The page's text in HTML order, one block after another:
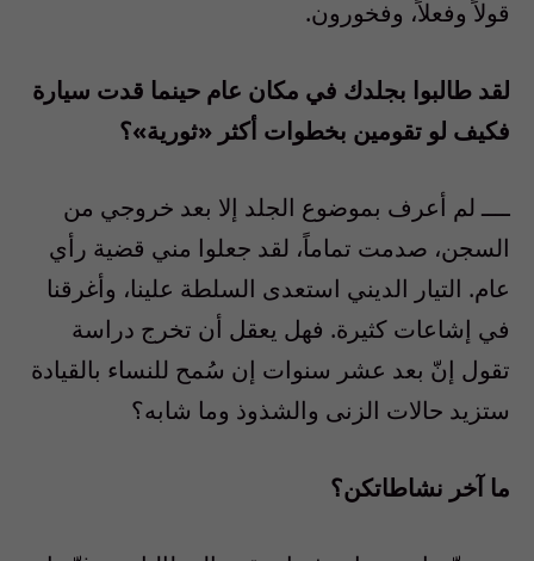
قولاً وفعلاً، وفخورون.
لقد طالبوا بجلدك في مكان عام حينما قدت سيارة
فكيف لو تقومين بخطوات أكثر «ثورية»؟
ــــ لم أعرف بموضوع الجلد إلا بعد خروجي من
السجن، صدمت تماماً، لقد جعلوا مني قضية رأي
عام. التيار الديني استعدى السلطة علينا، وأغرقنا
في إشاعات كثيرة. فهل يعقل أن تخرج دراسة
تقول إنّ بعد عشر سنوات إن سُمح للنساء بالقيادة
ستزيد حالات الزنى والشذوذ وما شابه؟
ما آخر نشاطاتكن؟